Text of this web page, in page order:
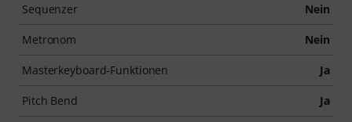
Sequenzer Nein
Metronom Nein
Masterkeyboard-Funktionen Ja
Pitch Bend Ja